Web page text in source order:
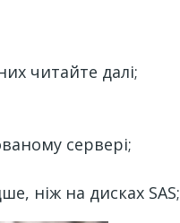
читайте далі;
сервері;
ніж на дисках SAS;